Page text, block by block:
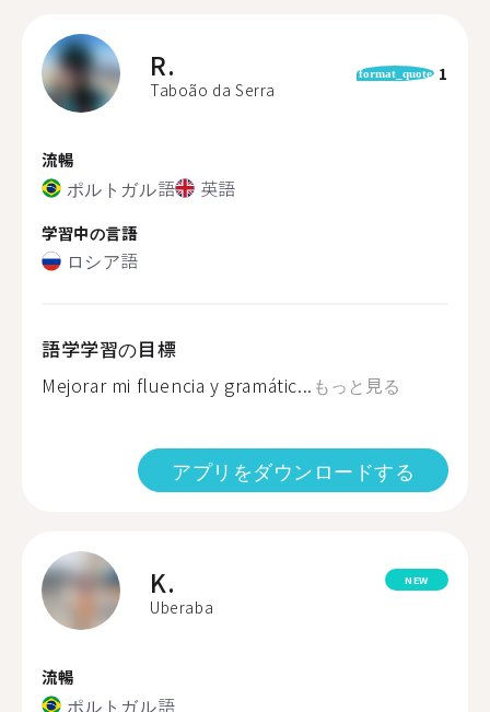
R.
Taboão da Serra
format_quote 1
流暢
ポルトガル語 英語
学習中の言語
ロシア語
語学学習の目標
Mejorar mi fluencia y gramátic... もっと見る
アプリをダウンロードする
K.
Uberaba
NEW
流暢
ポルトガル語